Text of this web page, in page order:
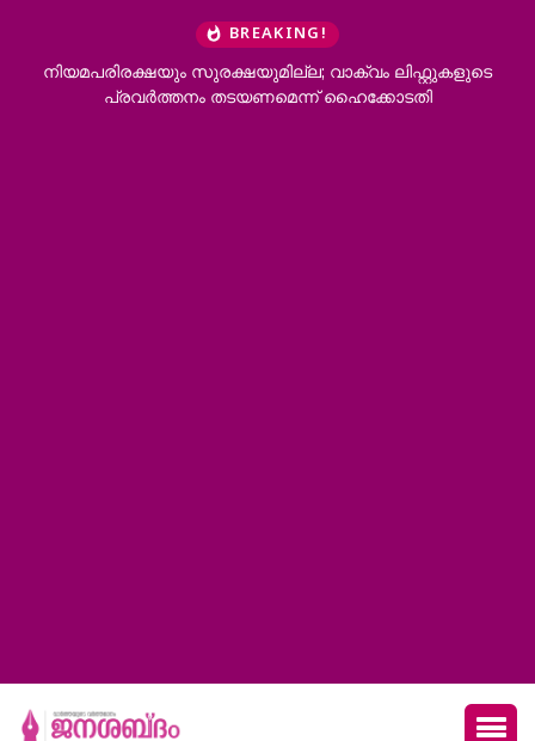
BREAKING!
വാക്വം ലിഫ്റ്റുകളുടെ
തടയണമെന്ന് ഹൈക്കോടതി
ആറന്മുളയിൽ
വാഹനത്തിന്